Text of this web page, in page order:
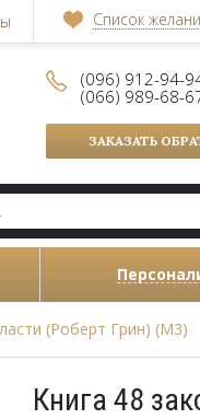
Список
(096) 912-94-
(066) 989-68-
ЗАКАЗАТЬ
(Роберт Грин) (M3)
Книга 48